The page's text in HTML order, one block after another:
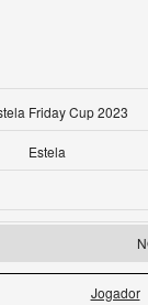
Friday Cup 2023
Estela
Jogador